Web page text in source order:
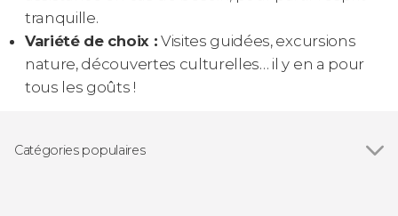
tranquille.
Variété de choix : Visites guidées, excursions
nature, découvertes culturelles… il y en a pour
tous les goûts !
Catégories populaires